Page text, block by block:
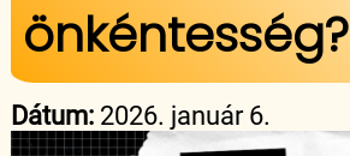
önkéntesség?
Dátum: 2026. január 6.